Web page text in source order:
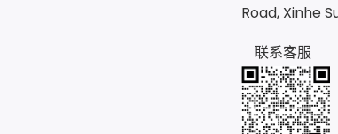
Road, Xinhe
联系客服